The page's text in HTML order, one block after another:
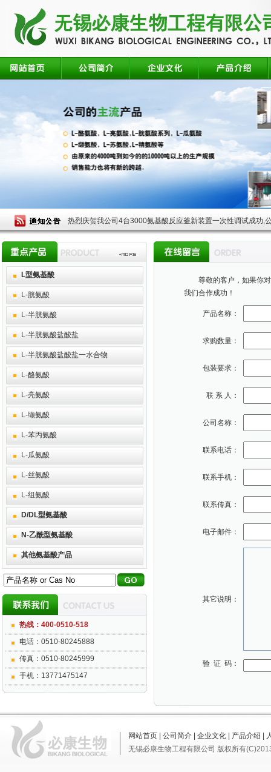
热烈庆贺我公司4台3000氨基酸反应釜新装置一次性调试成功,
L型氨基酸
L-胱氨酸
L-半胱氨酸
L-半胱氨酸盐酸盐
L-半胱氨酸盐酸盐一水合物
L-酪氨酸
L-亮氨酸
L-缬氨酸
L-苯丙氨酸
L-瓜氨酸
L-丝氨酸
L-组氨酸
D/DL型氨基酸
N-乙酰型氨基酸
其他氨基酸产品
热线：400-0510-518
电话：0510-80245888
传真：0510-80245999
手机：13771475147
尊敬的客户，如果你对
我们合作成功！
产品名称：
求购数量：
包装要求：
联 系 人：
公司名称：
联系电话：
联系手机：
联系传真：
电子邮件：
其它说明：
验 证 码：
网站首页| 公司简介| 企业文化| 产品介绍
无锡必康生物工程有限公司 版权所有